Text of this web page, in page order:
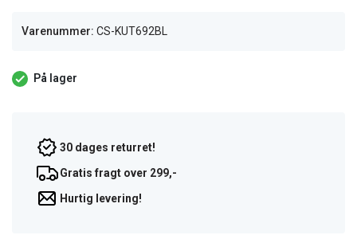
Varenummer: CS-KUT692BL
På lager
30 dages returret!
Gratis fragt over 299,-
Hurtig levering!